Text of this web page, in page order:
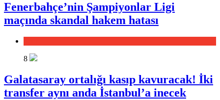
Fenerbahçe’nin Şampiyonlar Ligi
maçında skandal hakem hatası
8
Galatasaray ortalığı kasıp kavuracak! İki
transfer aynı anda İstanbul’a inecek